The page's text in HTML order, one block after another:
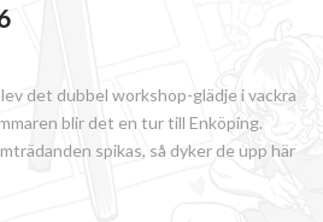
det dubbel workshop-glädje i vackra
blir det en tur till Enköping.
spikas, så dyker de upp här